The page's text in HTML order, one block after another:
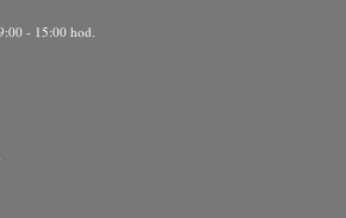
- 15:00 hod.